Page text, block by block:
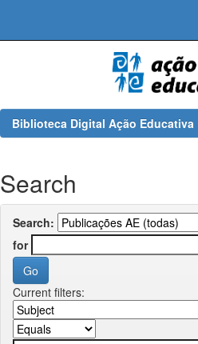
Biblioteca Digital Ação Educativa
Search
Search:
for
Current filters: